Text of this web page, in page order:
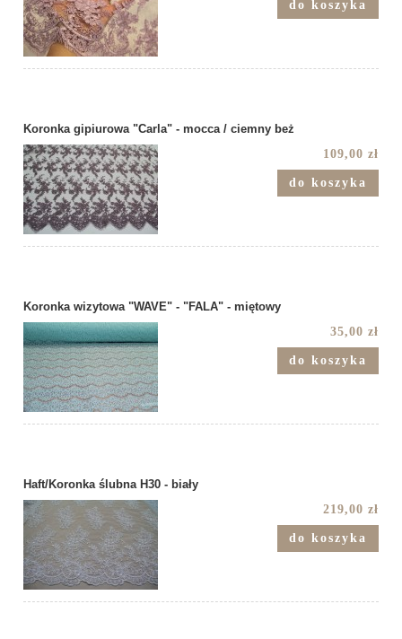
do koszyka
Koronka gipiurowa "Carla" - mocca / ciemny beż
109,00 zł
do koszyka
Koronka wizytowa "WAVE" - "FALA" - miętowy
35,00 zł
do koszyka
Haft/Koronka ślubna H30 - biały
219,00 zł
do koszyka